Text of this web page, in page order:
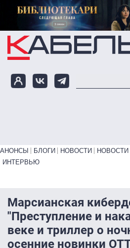
Перейти к основному содержанию
Primary links bottom
АНОНСЫ БЛОГИ НОВОСТИ
ИНТЕРВЬЮ
Марсианская
"Преступление и
веке и триллер о
осенние новинки